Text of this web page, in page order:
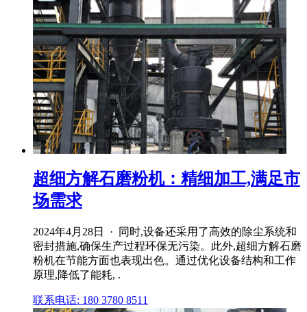
超细方解石磨粉机：精细加工,满足市
场需求
2024年4月28日 · 同时,设备还采用了高效的除尘系统和
密封措施,确保生产过程环保无污染。此外,超细方解石磨
粉机在节能方面也表现出色。通过优化设备结构和工作
原理,降低了能耗, .
联系电话: 180 3780 8511